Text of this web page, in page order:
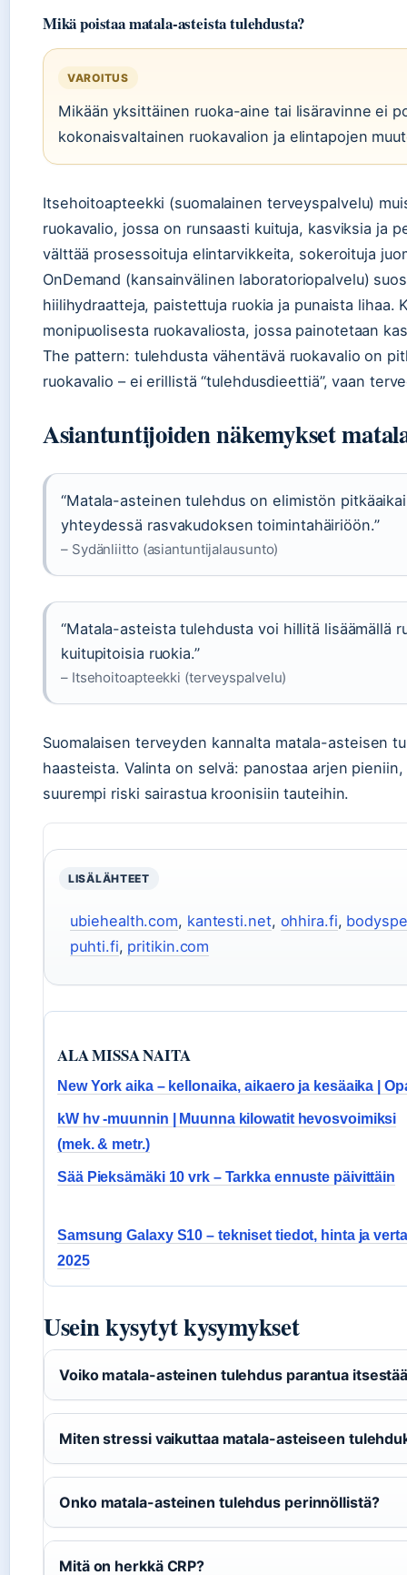
Mikä poistaa matala-asteista tulehdusta?
VAROITUS
Mikään yksittäinen ruoka-aine tai lisäravinne ei
kokonaisvaltainen ruokavalion ja elintapojen
Itsehoitoapteekki (suomalainen terveyspalvelu)
ruokavalio, jossa on runsaasti kuituja, kasviksia ja
välttää prosessoituja elintarvikkeita, sokeroituja
OnDemand (kansainvälinen laboratoriopalvelu)
hiilihydraatteja, paistettuja ruokia ja punaista lihaa.
monipuolisesta ruokavaliosta, jossa painotetaan
The pattern: tulehdusta vähentävä ruokavalio on
ruokavalio – ei erillistä “tulehdusdieettiä”, vaan
Asiantuntijoiden näkemykset
“Matala-asteinen tulehdus on elimistön
yhteydessä rasvakudoksen toimintahäiriöön.”
– Sydänliitto (asiantuntijalausunto)
“Matala-asteista tulehdusta voi hillitä lisäämällä
kuitupitoisia ruokia.”
– Itsehoitoapteekki (terveyspalvelu)
Suomalaisen terveyden kannalta matala-asteisen
haasteista. Valinta on selvä: panostaa arjen
suurempi riski sairastua kroonisiin tauteihin.
LISÄLÄHTEET
ubiehealth.com, kantesti.net, ohhira.fi,
puhti.fi, pritikin.com
ALA MISSA NAITA
New York aika – kellonaika, aikaero ja kesäaika |
kW hv -muunnin | Muunna kilowatit hevosvoimiksi
(mek. & metr.)
Sää Pieksämäki 10 vrk – Tarkka ennuste päivittäin
Samsung Galaxy S10 – tekniset tiedot, hinta ja
2025
Usein kysytyt kysymykset
Voiko matala-asteinen tulehdus parantua
Miten stressi vaikuttaa matala-asteiseen
Onko matala-asteinen tulehdus perinnöllistä?
Mitä on herkkä CRP?